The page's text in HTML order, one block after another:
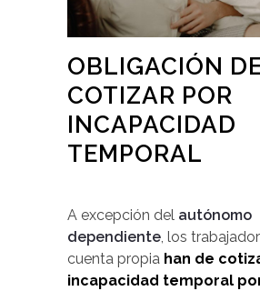
OBLIGACIÓN
COTIZAR POR
INCAPACIDAD
TEMPORAL
A excepción del autónomo
dependiente, los
cuenta propia han de
incapacidad temporal